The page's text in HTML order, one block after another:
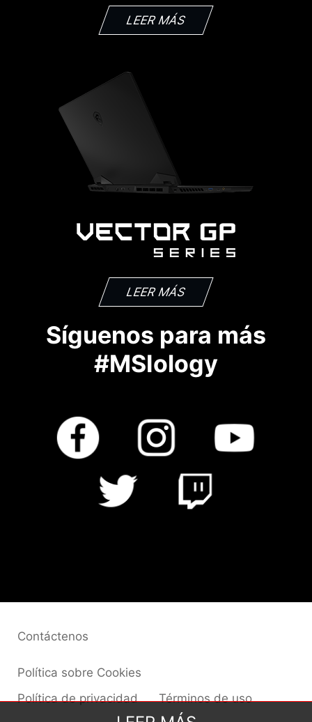
LEER MÁS
LEER MÁS
Síguenos para más
#MSIology
Política sobre Cookies
Política de privacidad
Términos de uso
Contáctenos